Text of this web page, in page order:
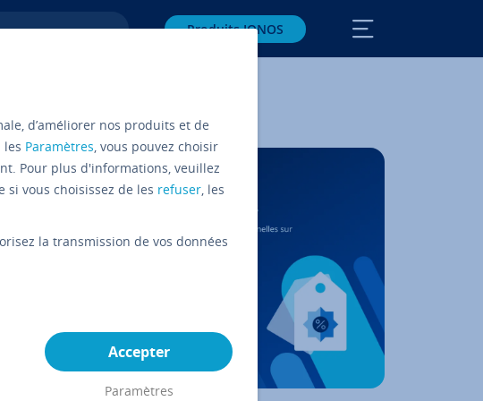
Produits IONOS
d’améliorer nos produits et de
les Paramètres, vous pouvez choisir
Pour plus d'informations, veuillez
si vous choisissez de les refuser, les
la transmission de vos données
Accepter
Paramètres